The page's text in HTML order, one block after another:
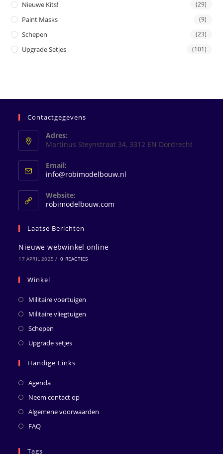
Nieuwe Kits! (29)
Paint Masks (9)
Schepen (23)
Upgrade Setjes (101)
Contactgegevens
Adres:
Martinus Steynstraat 34, 3312 EN Dordrecht
Email:
info@robimodelbouw.nl
Website:
robimodelbouw.com
Laatse Berichten
Nieuwe webwinkel online
17 APRIL 2025 / 0 REACTIES
Winkel
Militaire voertuigen
Militaire vliegtuigen
Schepen
Upgrade setjes
Handige Links
Agenda
Neem contact op
Algemene voorwaarden
FAQ
Tags